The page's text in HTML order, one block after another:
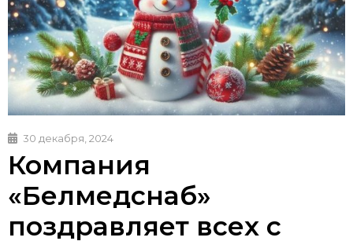
30 декабря, 2024
Компания
«Белмедснаб»
поздравляет всех с